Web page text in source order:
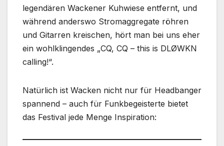
legendären Wackener Kuhwiese entfernt, und
während anderswo Stromaggregate röhren
und Gitarren kreischen, hört man bei uns eher
ein wohlklingendes „CQ, CQ – this is DLØWKN
calling!“.
Natürlich ist Wacken nicht nur für Headbanger
spannend – auch für Funkbegeisterte bietet
das Festival jede Menge Inspiration: